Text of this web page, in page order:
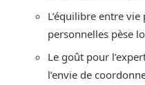
L’équilibre entre
personnelles pèse
Le goût pour
l’envie de